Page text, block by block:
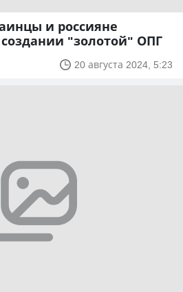
и россияне
"золотой" ОПГ
20 августа 2024, 5:23